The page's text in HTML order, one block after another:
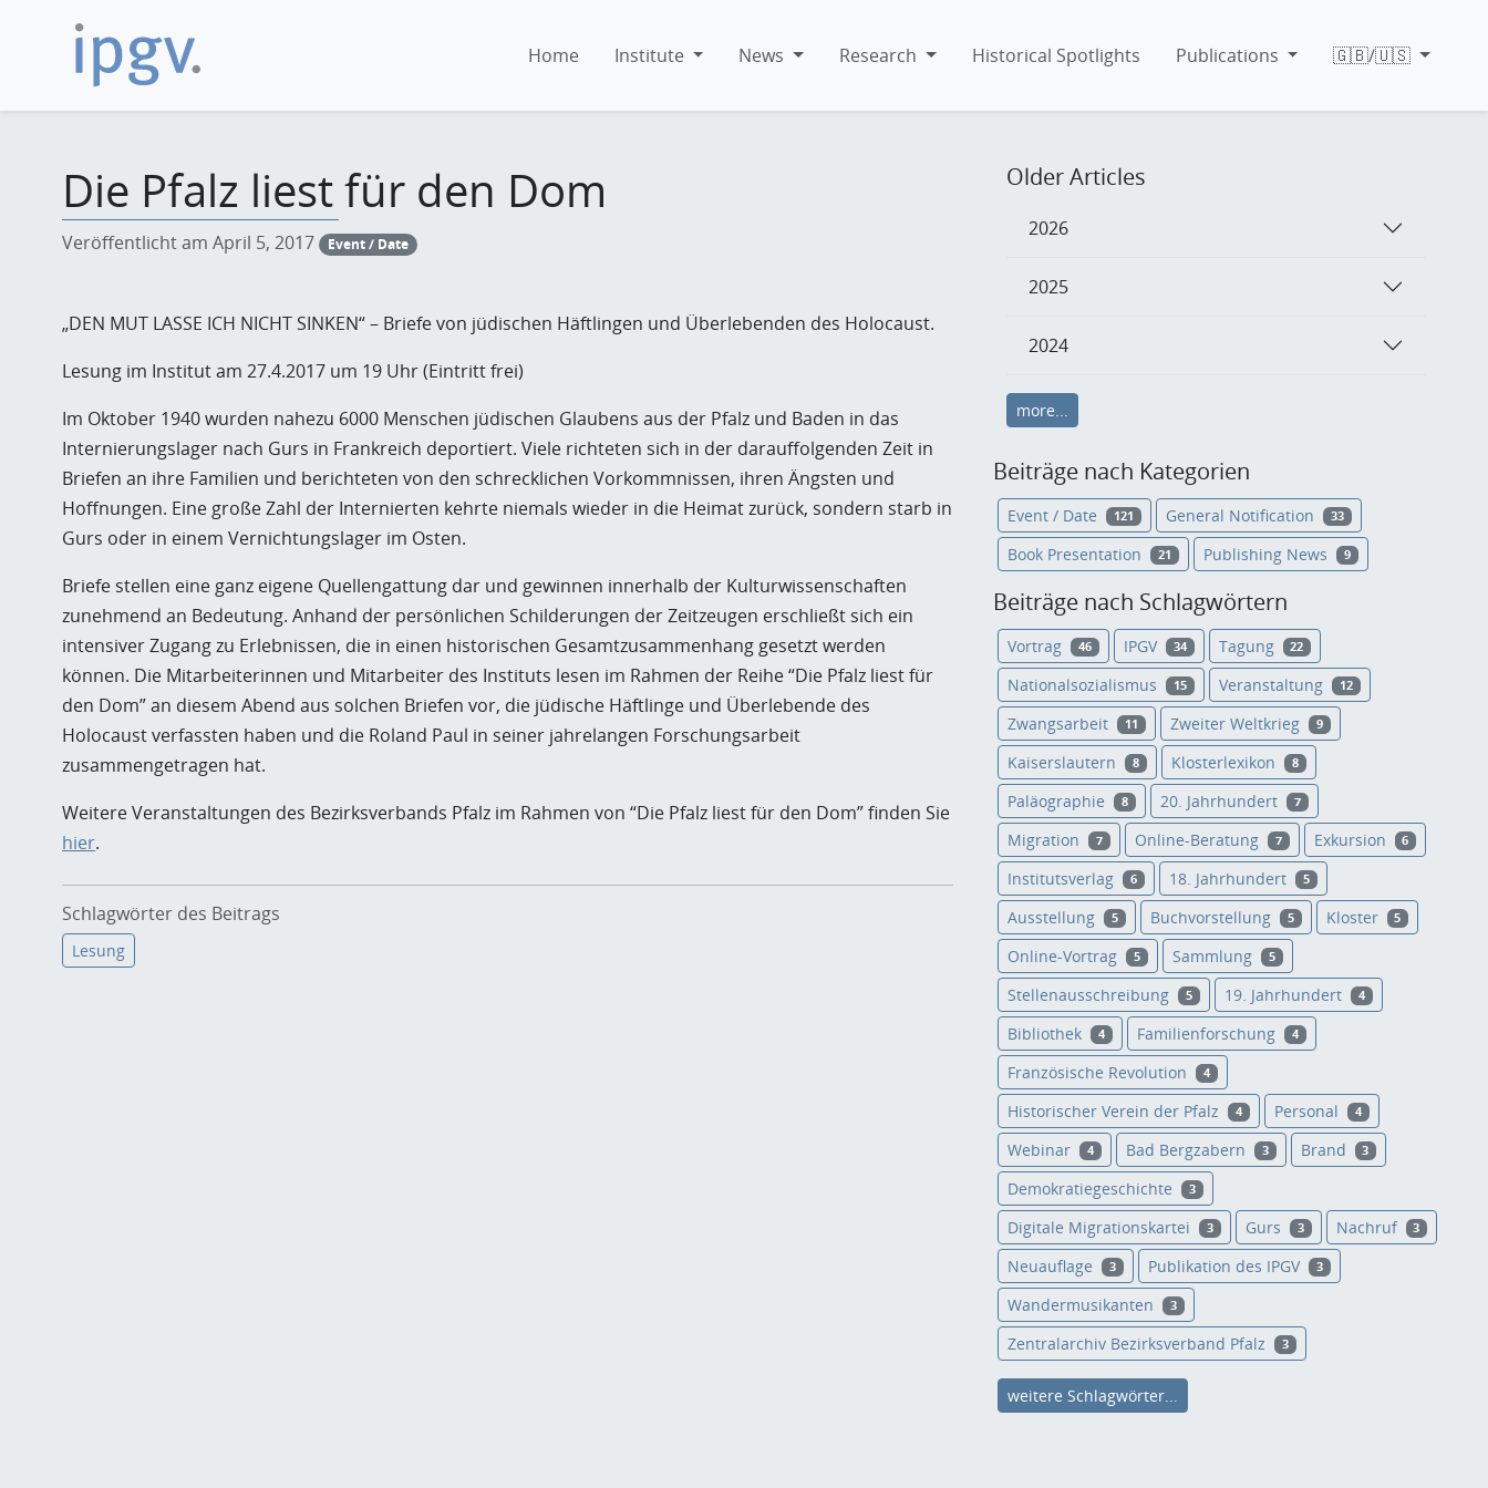
Home Institute News Research Historical Spotlights Publications 🇬🇧/🇺🇸
Die Pfalz liest für den Dom
Veröffentlicht am April 5, 2017 Event / Date
„DEN MUT LASSE ICH NICHT SINKEN“ – Briefe von jüdischen Häftlingen und Überlebenden des Holocaust.
Lesung im Institut am 27.4.2017 um 19 Uhr (Eintritt frei)
Im Oktober 1940 wurden nahezu 6000 Menschen jüdischen Glaubens aus der Pfalz und Baden in das
Internierungslager nach Gurs in Frankreich deportiert. Viele richteten sich in der darauffolgenden Zeit in
Briefen an ihre Familien und berichteten von den schrecklichen Vorkommnissen, ihren Ängsten und
Hoffnungen. Eine große Zahl der Internierten kehrte niemals wieder in die Heimat zurück, sondern starb in
Gurs oder in einem Vernichtungslager im Osten.
Briefe stellen eine ganz eigene Quellengattung dar und gewinnen innerhalb der Kulturwissenschaften
zunehmend an Bedeutung. Anhand der persönlichen Schilderungen der Zeitzeugen erschließt sich ein
intensiver Zugang zu Erlebnissen, die in einen historischen Gesamtzusammenhang gesetzt werden
können. Die Mitarbeiterinnen und Mitarbeiter des Instituts lesen im Rahmen der Reihe “Die Pfalz liest für
den Dom” an diesem Abend aus solchen Briefen vor, die jüdische Häftlinge und Überlebende des
Holocaust verfassten haben und die Roland Paul in seiner jahrelangen Forschungsarbeit
zusammengetragen hat.
Weitere Veranstaltungen des Bezirksverbands Pfalz im Rahmen von “Die Pfalz liest für den Dom” finden Sie
hier.
Schlagwörter des Beitrags
Lesung
Older Articles
2026
2025
2024
more...
Beiträge nach Kategorien
Event / Date 121 General Notification 33
Book Presentation 21 Publishing News 9
Beiträge nach Schlagwörtern
Vortrag 46 IPGV 34 Tagung 22
Nationalsozialismus 15 Veranstaltung 12
Zwangsarbeit 11 Zweiter Weltkrieg 9
Kaiserslautern 8 Klosterlexikon 8
Paläographie 8 20. Jahrhundert 7
Migration 7 Online-Beratung 7 Exkursion 6
Institutsverlag 6 18. Jahrhundert 5
Ausstellung 5 Buchvorstellung 5 Kloster 5
Online-Vortrag 5 Sammlung 5
Stellenausschreibung 5 19. Jahrhundert 4
Bibliothek 4 Familienforschung 4
Französische Revolution 4
Historischer Verein der Pfalz 4 Personal 4
Webinar 4 Bad Bergzabern 3 Brand 3
Demokratiegeschichte 3
Digitale Migrationskartei 3 Gurs 3 Nachruf 3
Neuauflage 3 Publikation des IPGV 3
Wandermusikanten 3
Zentralarchiv Bezirksverband Pfalz 3
weitere Schlagwörter...